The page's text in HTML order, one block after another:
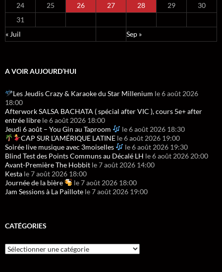
24
25 26 27 28 29
30
31
« Juil
Sep »
A VOIR AUJOURD’HUI
Les Jeudis Crazy & Karaoke du Star Millenium le 6 août 2026
18:00
Afterwork SALSA BACHATA ( spécial after VIC ), cours 5e+ after
entrée libre le 6 août 2026 18:00
Jeudi 6 août – You Gin au Taproom
le 6 août 2026 18:30
CAP SUR L’AMÉRIQUE LATINEle 6 août 2026 19:00
Soirée live musique avec 3moiselles
le 6 août 2026 19:30
Blind Test des Points Communs au Décalé LH le 6 août 2026 20:00
Avant-Première The Hobbit le 7 août 2026 14:00
Kesta le 7 août 2026 18:00
Journée de la bière
le 7 août 2026 18:00
Jam Sessions à La Paillote le 7 août 2026 19:00
CATÉGORIES